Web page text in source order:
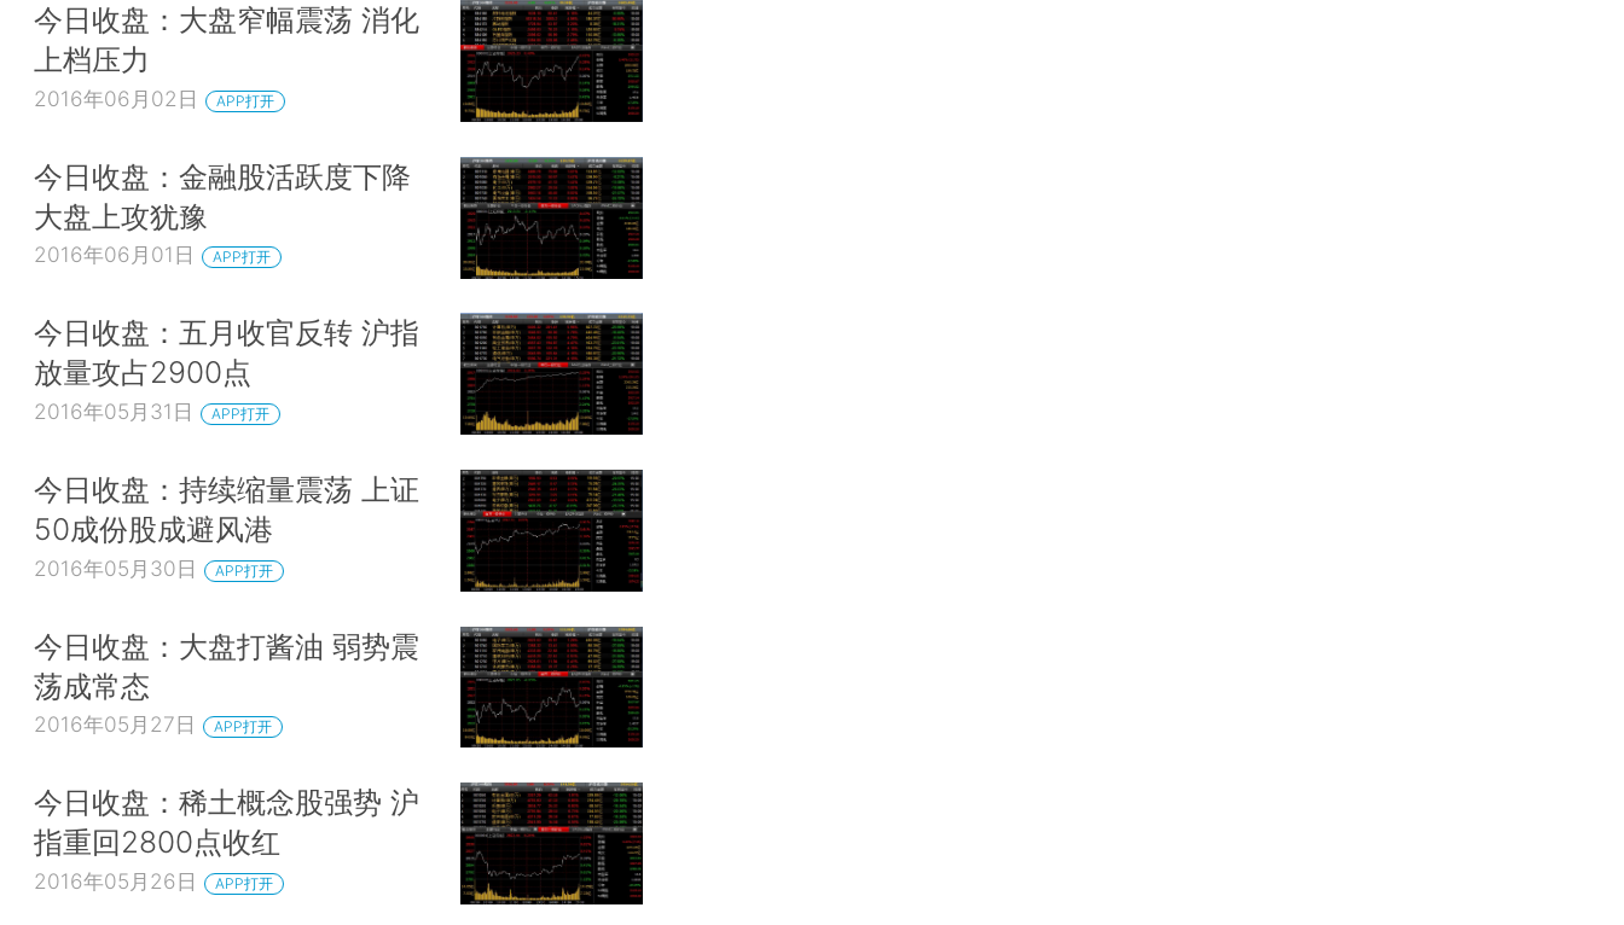
今日收盘：大盘窄幅震荡 消化
上档压力
2016年06月02日 APP打开
今日收盘：金融股活跃度下降
大盘上攻犹豫
2016年06月01日 APP打开
今日收盘：五月收官反转 沪指
放量攻占2900点
2016年05月31日 APP打开
今日收盘：持续缩量震荡 上证
50成份股成避风港
2016年05月30日 APP打开
今日收盘：大盘打酱油 弱势震
荡成常态
2016年05月27日 APP打开
今日收盘：稀土概念股强势 沪
指重回2800点收红
2016年05月26日 APP打开